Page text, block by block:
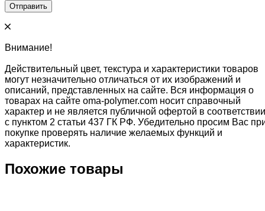
Внимание!
Действительный цвет, текстура и характеристики товаров
могут незначительно отличаться от их изображений и
описаний, представленных на сайте. Вся информация о
товарах на сайте oma-polymer.com носит справочный
характер и не является публичной офертой в соответствии
с пунктом 2 статьи 437 ГК РФ. Убедительно просим Вас
покупке проверять наличие желаемых функций и
характеристик.
Похожие товары